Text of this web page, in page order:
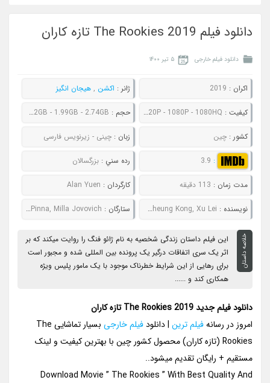
دانلود فیلم The Rookies 2019 تازه کاران
دانلود فیلم خارجی ۵ تیر ۱۴۰۰
اکران : 2019 ژانر : اکشن , هیجان انگیز
کيفيت : 480P - 720P - 1080P - 1080HQ حجم : 715MB - 1.02GB - 1.99GB - 2.74GB
کشور :چین زبان : چینی - زیرنویس فارسی
:
3.9 رده سني : بزرگسالان
مدت زمان : 113 دقیقه کارگردان : Alan Yuen
نويسنده : Yun Cheung Kong, Xu Lei ستارگان : Talu Wang, Sandrine Pinna, Milla Jovovich
خلاصه داستان
این فیلم داستان زندگی شخصیه به نام ژائو فنگ را روایت میکند که بر
اثر یک سری اتفاقات درگیر یک پرونده بین المللی شده و مجبور است
برای رهایی از این شرایط خطرناک موجود با یک مامور پلیس ویژه
همکاری کند و ......
دانلود فیلم جدید The Rookies 2019 تازه کاران
امروز در رسانهفیلم ترین | دانلودفیلم خارجی
بسیار تماشایی The
Rookies (تازه کاران) محصول کشور چین با بهترین کیفیت و لینک
مستقیم + رایگان تقدیم میشود..
Download Movie ” The Rookies ” With Best Quality And